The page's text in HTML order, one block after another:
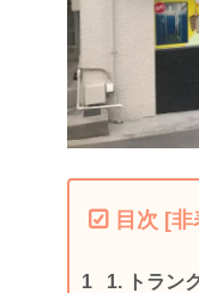
目次 [非
1. トラン